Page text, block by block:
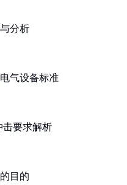
分析
气设备标准
击要求解析
目的